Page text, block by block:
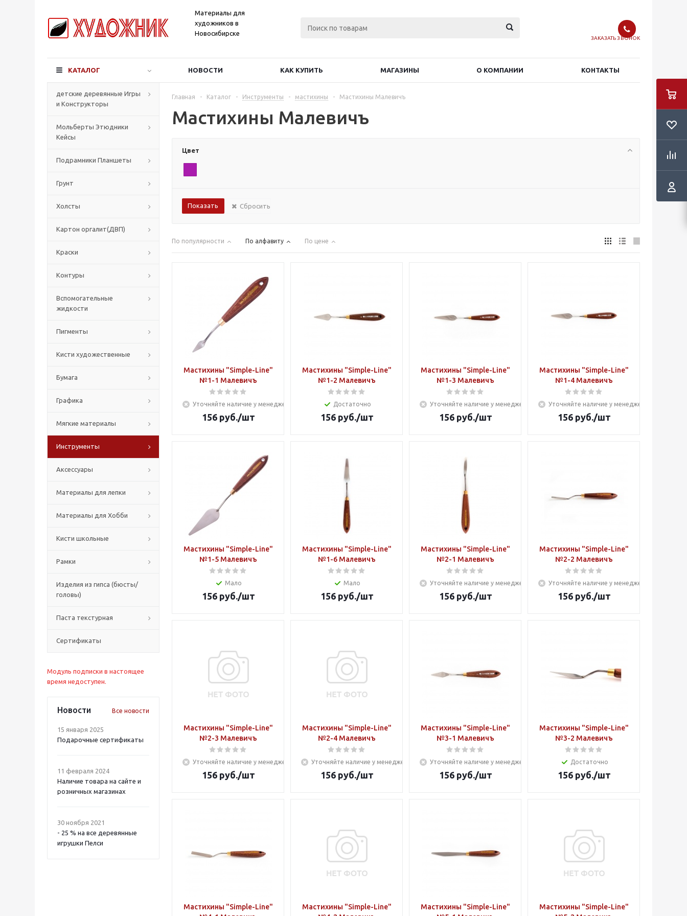
Материалы для
художников в
Новосибирске
ЗАКАЗАТЬ ЗВОНОК
КАТАЛОГ НОВОСТИ КАК КУПИТЬ МАГАЗИНЫ О КОМПАНИИ КОНТАКТЫ
детские деревянные Игры
и Конструкторы
Мольберты Этюдники
Кейсы
Подрамники Планшеты
Грунт
Холсты
Картон оргалит(ДВП)
Краски
Контуры
Вспомогательные
жидкости
Пигменты
Кисти художественные
Бумага
Графика
Мягкие материалы
Инструменты
Аксессуары
Материалы для лепки
Материалы для Хобби
Кисти школьные
Рамки
Изделия из гипса (бюсты/
головы)
Паста текстурная
Сертификаты
Модуль подписки в настоящее
время недоступен.
Новости Все новости
15 января 2025
Подарочные сертификаты
11 февраля 2024
Наличие товара на сайте и
розничных магазинах
30 ноября 2021
- 25 % на все деревянные
игрушки Пелси
Главная - Каталог - Инструменты - мастихины - Мастихины Малевичъ
Мастихины Малевичъ
Цвет
Сбросить
По популярности По алфавиту По цене
Мастихины "Simple-Line"
№1-1 Малевичъ
Уточняйте наличие у менеджера
156руб./шт
Мастихины "Simple-Line"
№1-2 Малевичъ
Достаточно
156руб./шт
Мастихины "Simple-Line"
№1-3 Малевичъ
Уточняйте наличие у менеджера
156руб./шт
Мастихины "Simple-Line"
№1-4 Малевичъ
Уточняйте наличие у менеджера
156руб./шт
Мастихины "Simple-Line"
№1-5 Малевичъ
Мало
156руб./шт
Мастихины "Simple-Line"
№1-6 Малевичъ
Мало
156руб./шт
Мастихины "Simple-Line"
№2-1 Малевичъ
Уточняйте наличие у менеджера
156руб./шт
Мастихины "Simple-Line"
№2-2 Малевичъ
Уточняйте наличие у менеджера
156руб./шт
Мастихины "Simple-Line"
№2-3 Малевичъ
Уточняйте наличие у менеджера
156руб./шт
Мастихины "Simple-Line"
№2-4 Малевичъ
Уточняйте наличие у менеджера
156руб./шт
Мастихины "Simple-Line"
№3-1 Малевичъ
Уточняйте наличие у менеджера
156руб./шт
Мастихины "Simple-Line"
№3-2 Малевичъ
Достаточно
156руб./шт
Мастихины "Simple-Line"
Мастихины "Simple-Line"
Мастихины "Simple-Line"
Мастихины "Simple-Line"